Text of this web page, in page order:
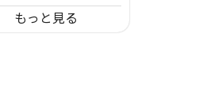
もっと見る